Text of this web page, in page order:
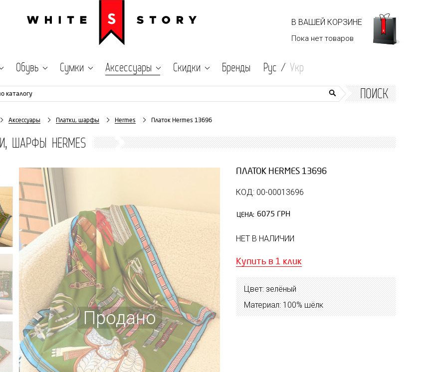
В ВАШЕЙ КОРЗИНЕ
Пока нет товаров
Обувь Сумки Аксессуары Скидки Бренды Рус / Укр
каталогу ПОИСК
Аксессуары Платки, шарфы Hermes Платок Hermes 13696
ШАРФЫ HERMES
Продано
ПЛАТОК HERMES 13696
КОД: 00-00013696
ЦЕНА: 6075 ГРН
НЕТ В НАЛИЧИИ
Купить в 1 клик
Цвет: зелёный
Материал: 100% шёлк